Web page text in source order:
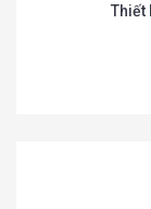
Thiết